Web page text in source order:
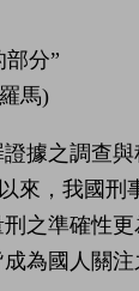
分”
馬)
據之調查
來，我國刑
之準確性
為國人關注